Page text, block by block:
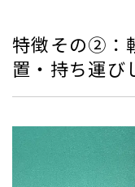
特徴その②：
置・持ち運び